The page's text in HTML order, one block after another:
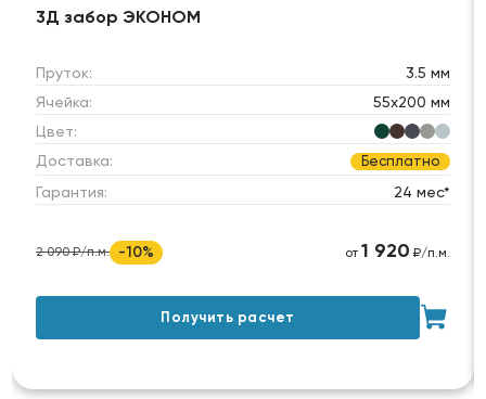
3Д забор ЭКОНОМ
Пруток:
3.5 мм
Ячейка:
55х200 мм
Цвет:
Доставка:
Бесплатно
Гарантия: 24 мес*
2 090 ₽/п.м. -10% от 1 920 ₽/п.м.
Получить расчет